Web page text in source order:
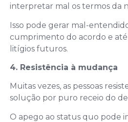
interpretar mal os termos da
Isso pode gerar mal-
cumprimento do acordo e
litígios futuros.
4. Resistência à mudança
Muitas vezes, as pessoas
solução por puro receio do
O apego ao status quo pode